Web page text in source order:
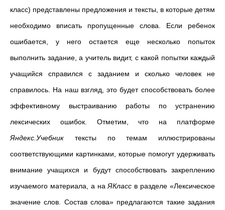
класс) представлены предложения и тексты, в которые детям
необходимо вписать пропущенные слова. Если ребенок
ошибается, у него остается еще несколько попыток
выполнить задание, а учитель видит, с какой попытки каждый
учащийся справился с заданием и сколько человек не
справилось. На наш взгляд, это будет способствовать более
эффективному выстраиванию работы по устранению
лексических ошибок. Отметим, что на платформе
Яндекс.Учебник тексты по темам иллюстрированы
соответствующими картинками, которые помогут удерживать
внимание учащихся и будут способствовать закреплению
изучаемого материала, а наЯКласс в разделе «Лексическое
значение слов. Состав слова» предлагаются такие задания